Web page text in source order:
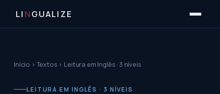
LI NGUALIZE
Início ›Textos › Leitura em Inglês · 3 níveis
LEITURA EM INGLÊS · 3 NÍVEIS